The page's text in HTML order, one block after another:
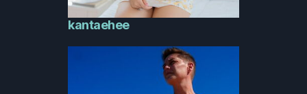
kantaehee